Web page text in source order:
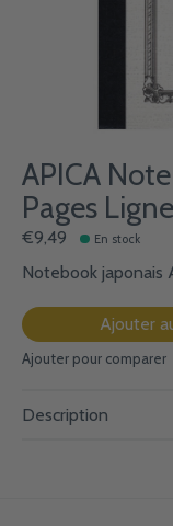
APICA
Pages
€9,49 En stock
Notebook japonais
Ajouter
Ajouter pour comparer
Description